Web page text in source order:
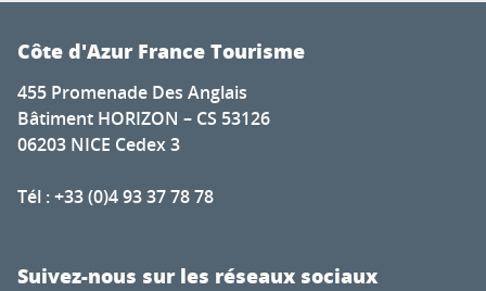
Côte d'Azur France Tourisme
455 Promenade Des Anglais
Bâtiment HORIZON – CS 53126
06203 NICE Cedex 3
Tél : +33 (0)4 93 37 78 78
Suivez-nous sur les réseaux sociaux